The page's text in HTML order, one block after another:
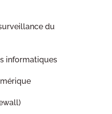
du
informatiques